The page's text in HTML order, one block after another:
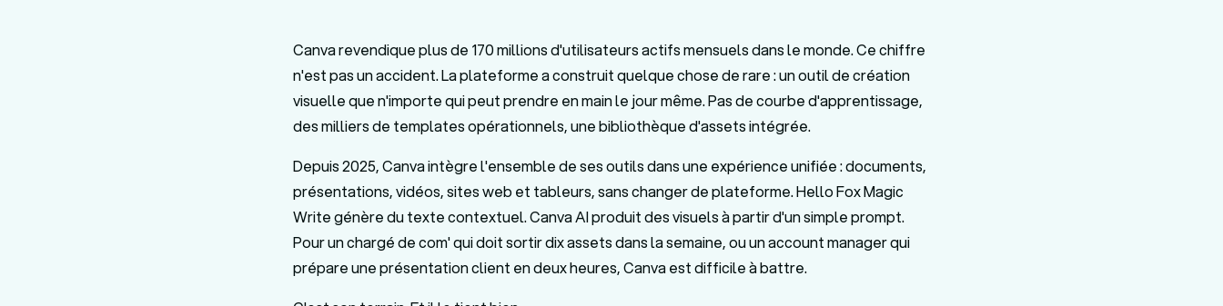
Canva revendique plus de 170 millions d'utilisateurs actifs mensuels dans le monde. Ce chiffre
n'est pas un accident. La plateforme a construit quelque chose de rare : un outil de création
visuelle que n'importe qui peut prendre en main le jour même. Pas de courbe d'apprentissage,
des milliers de templates opérationnels, une bibliothèque d'assets intégrée.
Depuis 2025, Canva intègre l'ensemble de ses outils dans une expérience unifiée : documents,
présentations, vidéos, sites web et tableurs, sans changer de plateforme. Hello Fox Magic
Write génère du texte contextuel. Canva AI produit des visuels à partir d'un simple prompt.
Pour un chargé de com' qui doit sortir dix assets dans la semaine, ou un account manager qui
prépare une présentation client en deux heures, Canva est difficile à battre.